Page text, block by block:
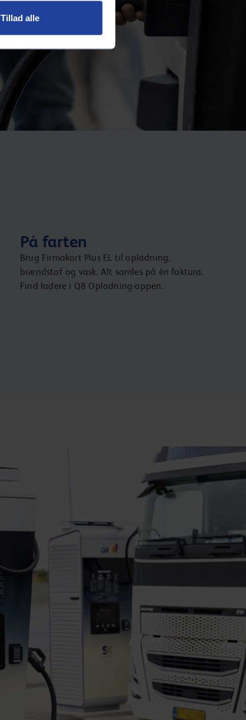
Tillad alle
På farten
Brug Firmakort Plus EL til opladning,
brændstof og vask. Alt samles på én faktura.
Find ladere i Q8 Opladning-appen.